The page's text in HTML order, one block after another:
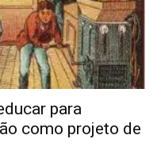
para
como projeto de